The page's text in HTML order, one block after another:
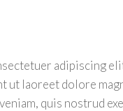
adipiscing
ut laoreet dolore
quis nostrud